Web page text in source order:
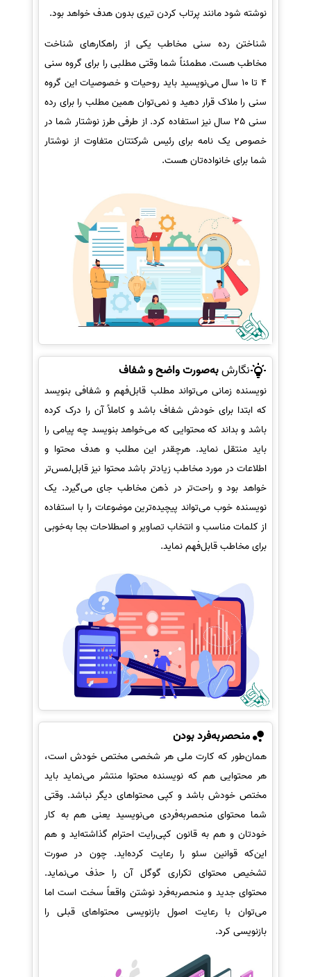
نوشته شود مانند پرتاب کردن تیری بدون هدف خواهد بود.
شناختن رده سنی مخاطب یکی از راهکارهای شناخت
مخاطب هست. مطمئناً شما وقتی مطلبی را برای گروه سنی
4 تا 10 سال می‌نویسید باید روحیات و خصوصیات این گروه
سنی را ملاک قرار دهید و نمی‌توان همین مطلب را برای رده
سنی 25 سال نیز استفاده کرد. از طرفی طرز نوشتار شما در
خصوص یک نامه برای رئیس شرکتتان متفاوت از نوشتار
شما برای خانواده‌تان هست.
نگارشبه‌صورت واضح و شفاف
نویسنده زمانی می‌تواند مطلب قابل‌فهم و شفافی بنویسد
که ابتدا برای خودش شفاف باشد و کاملاً آن را درک کرده
باشد و بداند که محتوایی که می‌خواهد بنویسد چه پیامی را
باید منتقل نماید. هرچقدر این مطلب و هدف محتوا و
اطلاعات در مورد مخاطب زیادتر باشد محتوا نیز قابل‌لمس‌تر
خواهد بود و راحت‌تر در ذهن مخاطب جای می‌گیرد. یک
نویسنده خوب می‌تواند پیچیده‌ترین موضوعات را با استفاده
از کلمات مناسب و انتخاب تصاویر و اصطلاحات بجا به‌خوبی
برای مخاطب قابل‌فهم نماید.
منحصربه‌فرد بودن
همان‌طور که کارت ملی هر شخصی مختص خودش است،
هر محتوایی هم که نویسنده محتوا منتشر می‌نماید باید
مختص خودش باشد و کپی محتواهای دیگر نباشد. وقتی
شما محتوای منحصربه‌فردی می‌نویسید یعنی هم به کار
خودتان و هم به قانون کپی‌رایت احترام گذاشته‌اید و هم
این‌که قوانین سئو را رعایت کرده‌اید. چون در صورت
تشخیص محتوای تکراری گوگل آن را حذف می‌نماید.
محتوای جدید و منحصربه‌فرد نوشتن واقعاً سخت است اما
می‌توان با رعایت اصول بازنویسی محتواهای قبلی را
بازنویسی کرد.